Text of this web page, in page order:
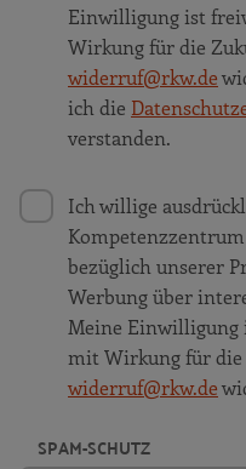
Einwilligung ist
Wirkung für die
widerruf@rkw.de
ich die
verstanden.
Ich willige
bezüglich unserer
Werbung über
Meine
mit Wirkung für
widerruf@rkw.de
SPAM-SCHUTZ